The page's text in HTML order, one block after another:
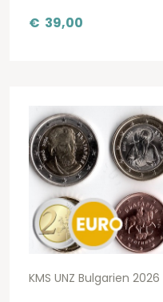
€ 39,00
KMS UNZ Bulgarien 2026